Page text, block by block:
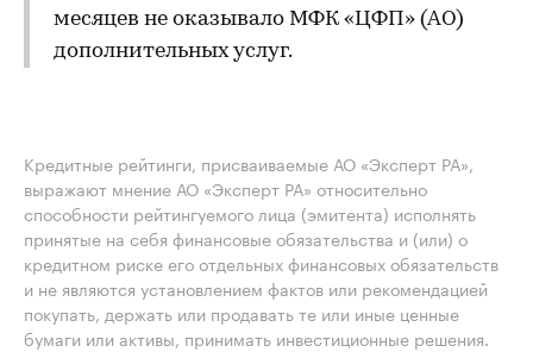
месяцев не оказывало МФК «ЦФП» (АО)
дополнительных услуг.
Кредитные рейтинги, присваиваемые АО «Эксперт РА»,
выражают мнение АО «Эксперт РА» относительно
способности рейтингуемого лица (эмитента) исполнять
принятые на себя финансовые обязательства и (или) о
кредитном риске его отдельных финансовых обязательств
и не являются установлением фактов или рекомендацией
покупать, держать или продавать те или иные ценные
бумаги или активы, принимать инвестиционные решения.